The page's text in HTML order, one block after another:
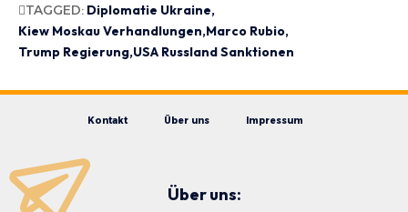
TAGGED: Diplomatie Ukraine
Kiew Moskau Verhandlungen Marco Rubio
Trump Regierung USA Russland Sanktionen
Kontakt Über uns Impressum
Über uns: